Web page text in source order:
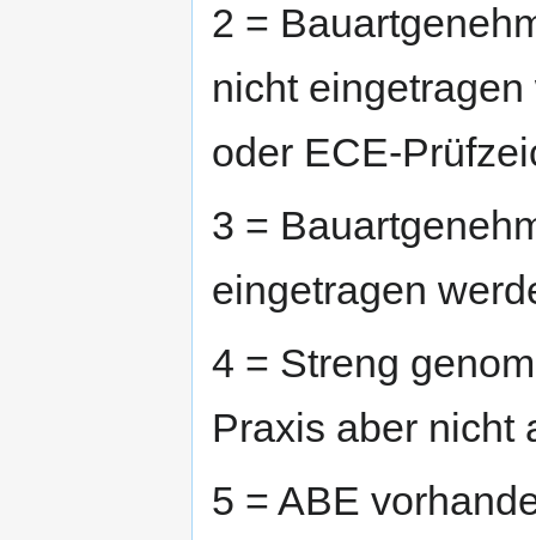
2 =
nicht
oder ECE-
3 =
eingetragen
4 = Streng
Praxis aber nicht
5 = ABE